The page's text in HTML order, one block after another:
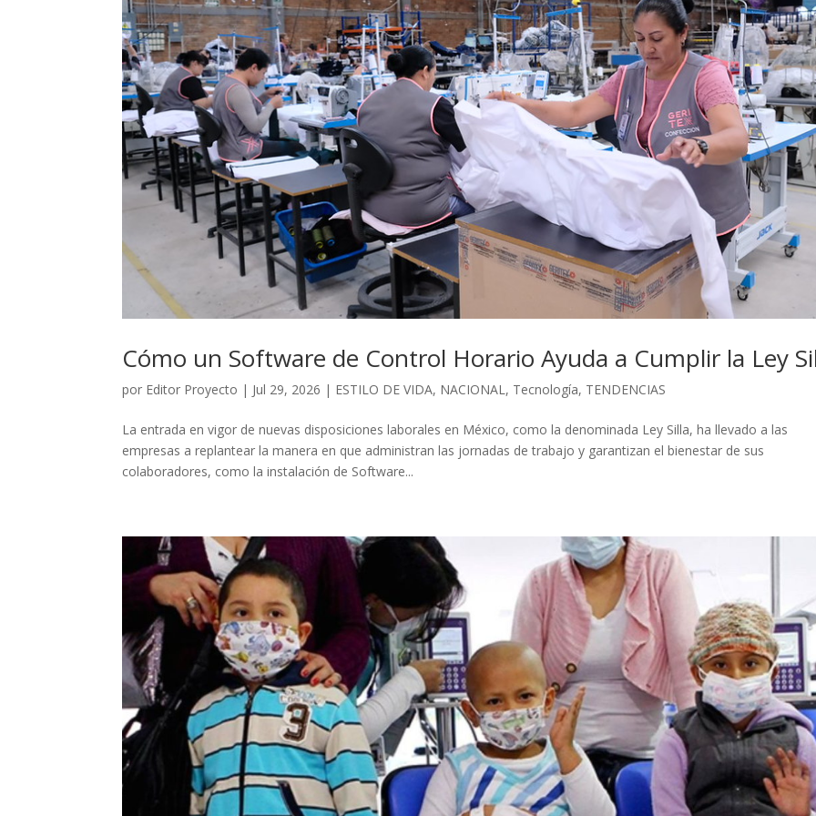
Cómo un Software de Control Horario Ayuda a Cumplir la Ley
por Editor Proyecto | Jul 29, 2026 | ESTILO DE VIDA, NACIONAL , Tecnología, TENDENCIAS
La entrada en vigor de nuevas disposiciones laborales en México, como la denominada Ley Silla, ha llevado a las
empresas a replantear la manera en que administran las jornadas de trabajo y garantizan el bienestar de sus
colaboradores, como la instalación de Software...